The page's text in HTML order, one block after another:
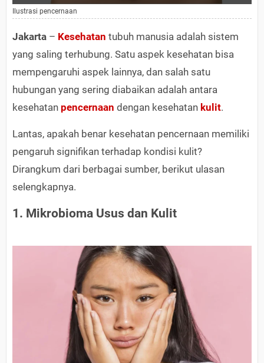
Ilustrasi pencernaan
Jakarta – Kesehatan tubuh manusia adalah sistem
yang saling terhubung. Satu aspek kesehatan bisa
mempengaruhi aspek lainnya, dan salah satu
hubungan yang sering diabaikan adalah antara
kesehatan pencernaan dengan kesehatan kulit.
Lantas, apakah benar kesehatan pencernaan memiliki
pengaruh signifikan terhadap kondisi kulit?
Dirangkum dari berbagai sumber, berikut ulasan
selengkapnya.
1. Mikrobioma Usus dan Kulit